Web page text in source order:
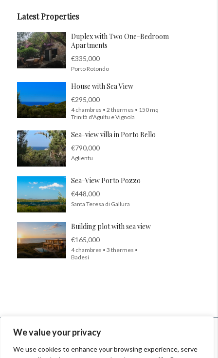
We value your privacy
We use cookies to enhance your browsing experience, serve
Latest Properties
Duplex with Two One-Bedroom
Apartments
€335,000
Porto Rotondo
House with Sea View
€295,000
4 chambres • 2 thermes • 150 mq
Trinità d'Agultu e Vignola
Sea-view villa in Porto Bello
€790,000
Aglientu
Sea-View Porto Pozzo
€448,000
Santa Teresa di Gallura
Building plot with sea view
€165,000
4 chambres • 3 thermes •
Badesi
© InSardinia 2025- Tous droits réservés
Legal Notes|Confidentiality Policy|Contacts